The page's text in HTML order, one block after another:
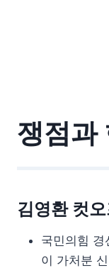
쟁점과
김영환 컷
국민의힘 경
이 가처분